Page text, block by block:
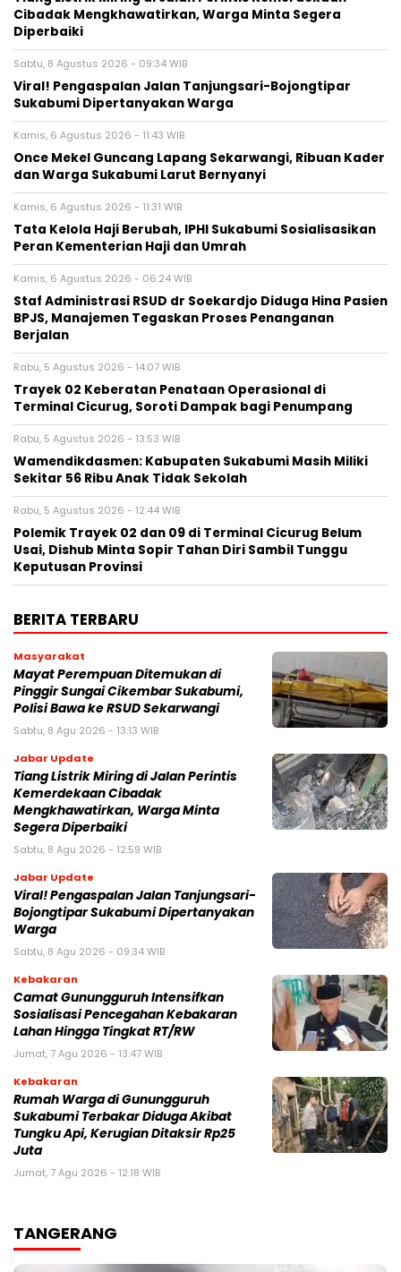
Cibadak Mengkhawatirkan, Warga Minta Segera
Diperbaiki
Sabtu, 8 Agustus 2026 - 09:34 WIB
Viral! Pengaspalan Jalan Tanjungsari-Bojongtipar
Sukabumi Dipertanyakan Warga
Kamis, 6 Agustus 2026 - 11:43 WIB
Once Mekel Guncang Lapang Sekarwangi, Ribuan Kader
dan Warga Sukabumi Larut Bernyanyi
Kamis, 6 Agustus 2026 - 11:31 WIB
Tata Kelola Haji Berubah, IPHI Sukabumi Sosialisasikan
Peran Kementerian Haji dan Umrah
Kamis, 6 Agustus 2026 - 06:24 WIB
Staf Administrasi RSUD dr Soekardjo Diduga Hina Pasien
BPJS, Manajemen Tegaskan Proses Penanganan
Berjalan
Rabu, 5 Agustus 2026 - 14:07 WIB
‎Trayek 02 Keberatan Penataan Operasional di
Terminal Cicurug, Soroti Dampak bagi Penumpang
Rabu, 5 Agustus 2026 - 13:53 WIB
Wamendikdasmen: Kabupaten Sukabumi Masih Miliki
Sekitar 56 Ribu Anak Tidak Sekolah
Rabu, 5 Agustus 2026 - 12:44 WIB
Polemik Trayek 02 dan 09 di Terminal Cicurug Belum
Usai, Dishub Minta Sopir Tahan Diri Sambil Tunggu
Keputusan Provinsi
BERITA TERBARU
Masyarakat
‎Mayat Perempuan Ditemukan di
Pinggir Sungai Cikembar Sukabumi,
Polisi Bawa ke RSUD Sekarwangi‎
Sabtu, 8 Agu 2026 - 13:13 WIB
Jabar Update
Tiang Listrik Miring di Jalan Perintis
Kemerdekaan Cibadak
Mengkhawatirkan, Warga Minta
Segera Diperbaiki
Sabtu, 8 Agu 2026 - 12:59 WIB
Jabar Update
Viral! Pengaspalan Jalan Tanjungsari-
Bojongtipar Sukabumi Dipertanyakan
Warga
Sabtu, 8 Agu 2026 - 09:34 WIB
Kebakaran
‎‎Camat Gunungguruh Intensifkan
Sosialisasi Pencegahan Kebakaran
Lahan Hingga Tingkat RT/RW‎
Jumat, 7 Agu 2026 - 13:47 WIB
Kebakaran
‎Rumah Warga di Gunungguruh
Sukabumi Terbakar Diduga Akibat
Tungku Api, Kerugian Ditaksir Rp25
Juta
Jumat, 7 Agu 2026 - 12:18 WIB
TANGERANG